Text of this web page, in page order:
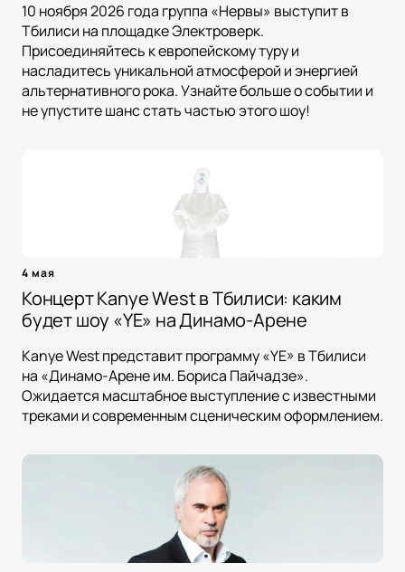
10 ноября 2026 года группа «Нервы» выступит в
Тбилиси на площадке Электроверк.
Присоединяйтесь к европейскому туру и
насладитесь уникальной атмосферой и энергией
альтернативного рока. Узнайте больше о событии и
не упустите шанс стать частью этого шоу!
4 мая
Концерт Kanye West в Тбилиси: каким
будет шоу «YE» на Динамо-Арене
Kanye West представит программу «YE» в Тбилиси
на «Динамо-Арене им. Бориса Пайчадзе».
Ожидается масштабное выступление с известными
треками и современным сценическим оформлением.